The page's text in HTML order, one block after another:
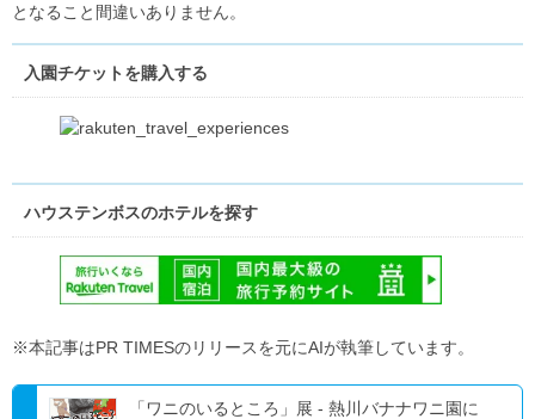
となること間違いありません。
入園チケットを購入する
ハウステンボスのホテルを探す
※本記事はPR TIMESのリリースを元にAIが執筆しています。
「ワニのいるところ」展 - 熱川バナナワニ園に